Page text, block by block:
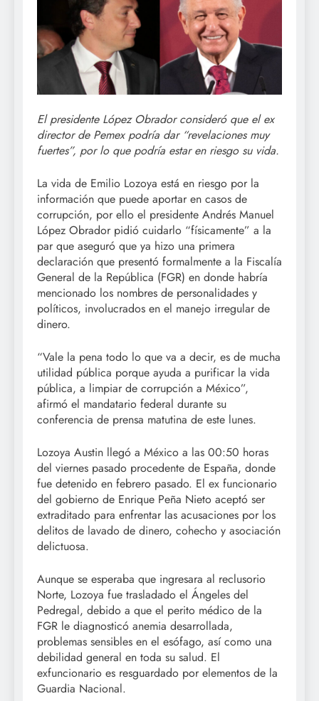
El presidente López Obrador consideró que el ex
director de Pemex podría dar “revelaciones muy
fuertes”, por lo que podría estar en riesgo su vida.
La vida de Emilio Lozoya está en riesgo por la
información que puede aportar en casos de
corrupción, por ello el presidente Andrés Manuel
López Obrador pidió cuidarlo “físicamente” a la
par que aseguró que ya hizo una primera
declaración que presentó formalmente a la Fiscalía
General de la República (FGR) en donde habría
mencionado los nombres de personalidades y
políticos, involucrados en el manejo irregular de
dinero.
“Vale la pena todo lo que va a decir, es de mucha
utilidad pública porque ayuda a purificar la vida
pública, a limpiar de corrupción a México”,
afirmó el mandatario federal durante su
conferencia de prensa matutina de este lunes.
Lozoya Austin llegó a México a las 00:50 horas
del viernes pasado procedente de España, donde
fue detenido en febrero pasado. El ex funcionario
del gobierno de Enrique Peña Nieto aceptó ser
extraditado para enfrentar las acusaciones por los
delitos de lavado de dinero, cohecho y asociación
delictuosa.
Aunque se esperaba que ingresara al reclusorio
Norte, Lozoya fue trasladado el Ángeles del
Pedregal, debido a que el perito médico de la
FGR le diagnosticó anemia desarrollada,
problemas sensibles en el esófago, así como una
debilidad general en toda su salud. El
exfuncionario es resguardado por elementos de la
Guardia Nacional.